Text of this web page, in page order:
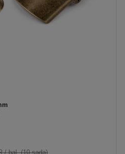
/ bal. (10 sada)